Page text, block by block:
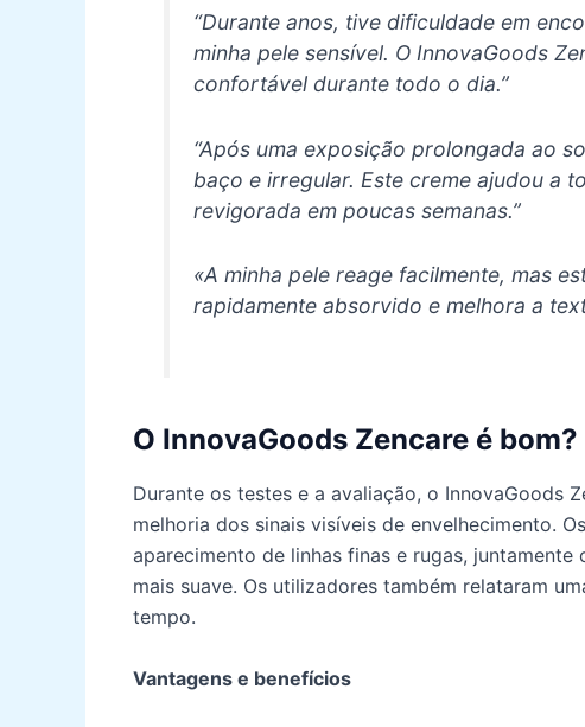
“Durante anos, tive dificuldade em
minha pele sensível. O InnovaGoods
confortável durante todo o dia.”
“Após uma exposição prolongada ao
baço e irregular. Este creme ajudou a
revigorada em poucas semanas.”
«A minha pele reage facilmente, mas
rapidamente absorvido e melhora a
O InnovaGoods Zencare é
Durante os testes e a avaliação, o InnovaGoods
melhoria dos sinais visíveis de envelhecimento.
aparecimento de linhas finas e rugas,
mais suave. Os utilizadores também relataram
tempo.
Vantagens e benefícios